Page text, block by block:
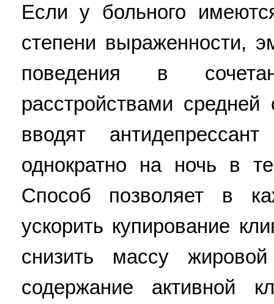
Если у больного
степени выраженности,
поведения в
расстройствами
вводят
однократно на ночь в
Способ позволяет в
ускорить купирование
снизить массу
содержание активной